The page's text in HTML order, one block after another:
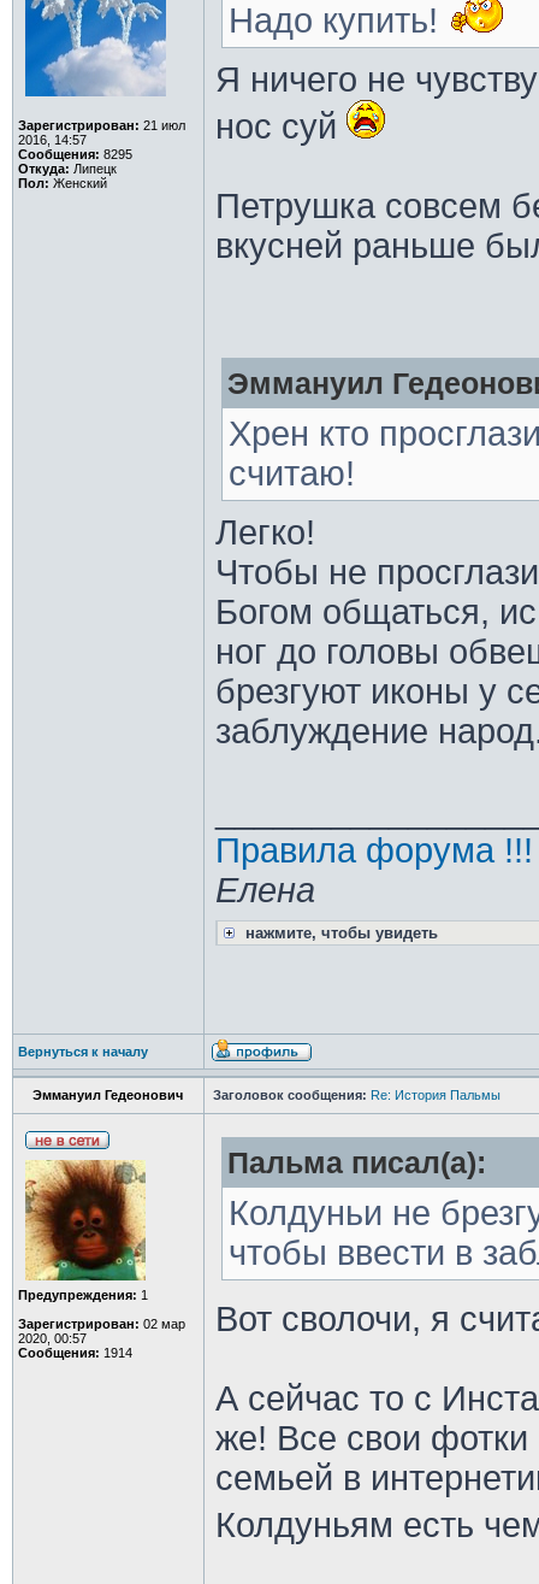
Зарегистрирован: 21 июл
2016, 14:57
Сообщения: 8295
Откуда: Липецк
Пол: Женский
Надо купить!
Я ничего не
нос суй
Петрушка совсем
вкусней раньше
Эммануил
Хрен кто
считаю!
Легко!
Чтобы не
Богом общаться,
ног до головы
брезгуют иконы у
заблуждение
Правила форума !!!
Елена
нажмите, чтобы увидеть
Вернуться к началу
Эммануил Гедеонович Заголовок сообщения: Re: История Пальмы
Предупреждения: 1
Зарегистрирован: 02 мар
2020, 00:57
Сообщения: 1914
Пальма писал(а):
Колдуньи не
чтобы ввести в
Вот сволочи, я
А сейчас то с
же! Все свои фотки
семьей в
Колдуньям есть